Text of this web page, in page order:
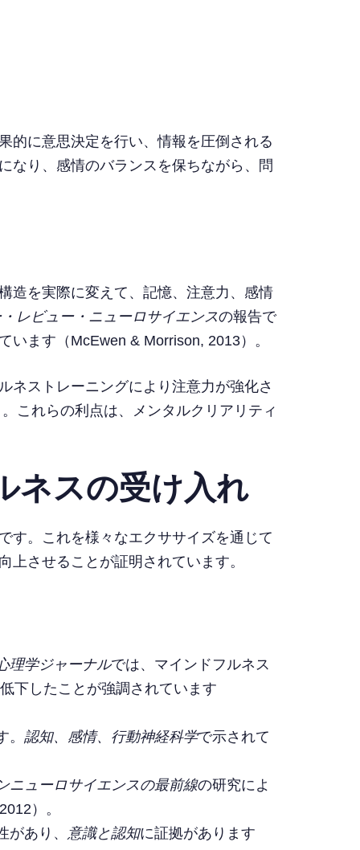
的に意思決定を行い、情報を圧倒される
なり、感情のバランスを保ちながら、問
造を実際に変えて、記憶、注意力、感情
レビュー・ニューロサイエンスの報告で
ます（McEwen & Morrison, 2013）。
ネストレーニングにより注意力が強化さ
これらの利点は、メンタルクリアリティ
ネスの受け入れ
す。これを様々なエクササイズを通じて
させることが証明されています。
理学ジャーナルでは、マインドフルネス
下したことが強調されています
認知、感情、行動神経科学で示されて
ニューロサイエンスの最前線の研究によ
）。
あり、 意識と認知に証拠があります